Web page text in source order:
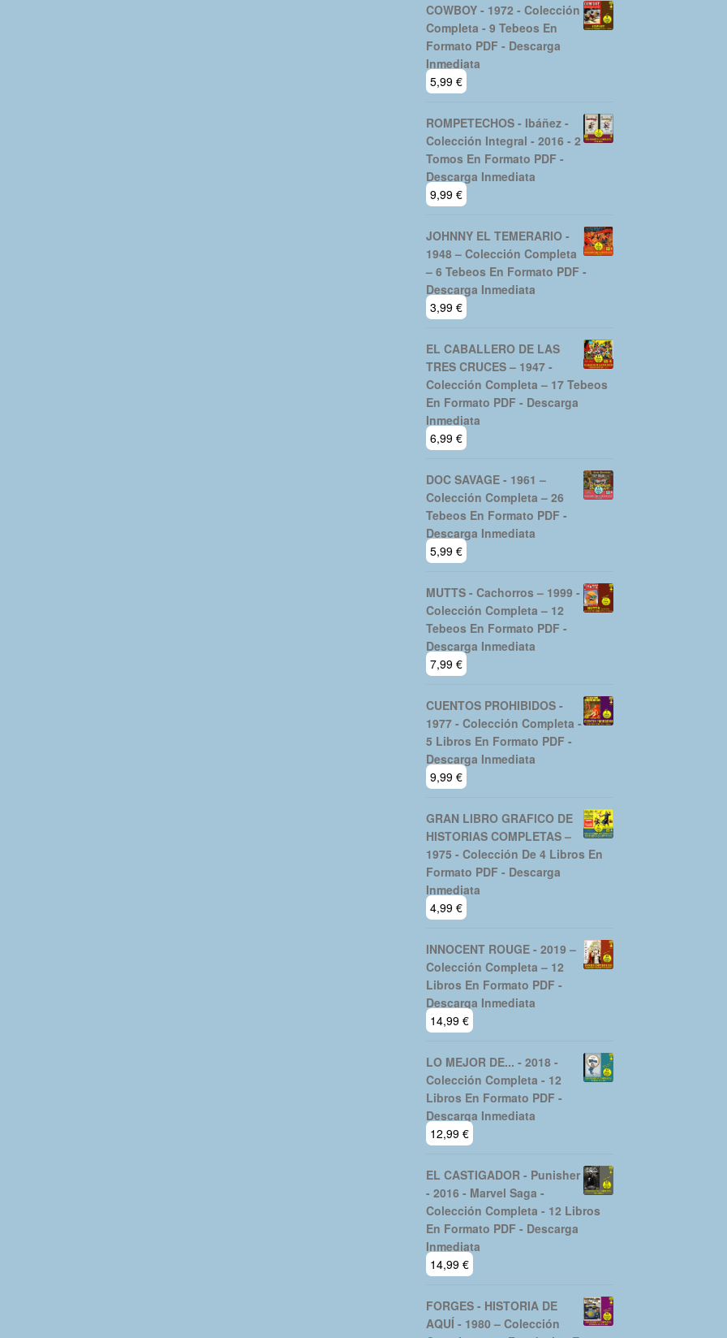
COWBOY - 1972 - Colección
Completa - 9 Tebeos En
Formato PDF - Descarga
Inmediata
5,99 €
ROMPETECHOS - Ibáñez -
Colección Integral - 2016 - 2
Tomos En Formato PDF -
Descarga Inmediata
9,99 €
JOHNNY EL TEMERARIO -
1948 – Colección Completa
– 6 Tebeos En Formato PDF -
Descarga Inmediata
3,99 €
EL CABALLERO DE LAS
TRES CRUCES – 1947 -
Colección Completa – 17 Tebeos
En Formato PDF - Descarga
Inmediata
6,99 €
DOC SAVAGE - 1961 –
Colección Completa – 26
Tebeos En Formato PDF -
Descarga Inmediata
5,99 €
MUTTS - Cachorros – 1999 -
Colección Completa – 12
Tebeos En Formato PDF -
Descarga Inmediata
7,99 €
CUENTOS PROHIBIDOS -
1977 - Colección Completa -
5 Libros En Formato PDF -
Descarga Inmediata
9,99 €
GRAN LIBRO GRAFICO DE
HISTORIAS COMPLETAS –
1975 - Colección De 4 Libros En
Formato PDF - Descarga
Inmediata
4,99 €
INNOCENT ROUGE - 2019 –
Colección Completa – 12
Libros En Formato PDF -
Descarga Inmediata
14,99 €
LO MEJOR DE... - 2018 -
Colección Completa - 12
Libros En Formato PDF -
Descarga Inmediata
12,99 €
EL CASTIGADOR - Punisher
- 2016 - Marvel Saga -
Colección Completa - 12 Libros
En Formato PDF - Descarga
Inmediata
14,99 €
FORGES - HISTORIA DE
AQUÍ - 1980 – Colección